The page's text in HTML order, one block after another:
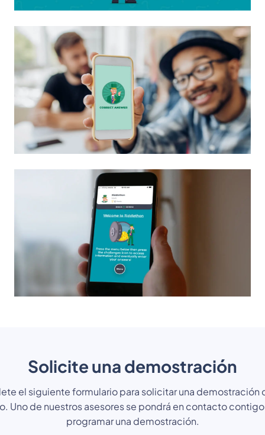
Solicite una demostración
el siguiente formulario para solicitar una demostración
Uno de nuestros asesores se pondrá en contacto
programar una demostración.